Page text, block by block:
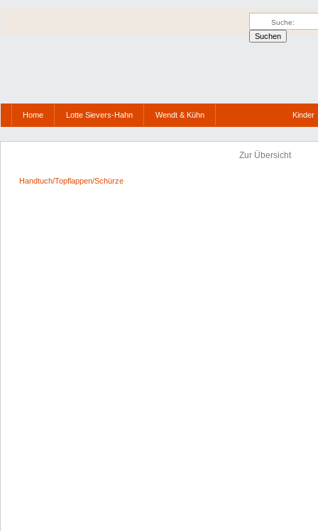
Home Lotte Sievers-Hahn Wendt & Kühn Kinder
Zur Übersicht
Handtuch/Topflappen/Schürze